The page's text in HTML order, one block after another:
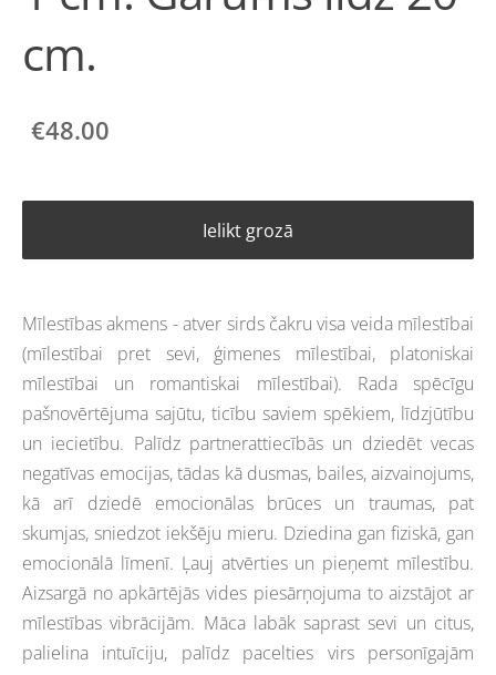
cm.
€48.00
Ielikt grozā
Mīlestības akmens - atver sirds čakru visa veida mīlestībai
(mīlestībai pret sevi, ģimenes mīlestībai, platoniskai
mīlestībai un romantiskai mīlestībai). Rada spēcīgu
pašnovērtējuma sajūtu, ticību saviem spēkiem, līdzjūtību
un iecietību. Palīdz partnerattiecībās un dziedēt vecas
negatīvas emocijas, tādas kā dusmas, bailes, aizvainojums,
kā arī dziedē emocionālas brūces un traumas, pat
skumjas, sniedzot iekšēju mieru. Dziedina gan fiziskā, gan
emocionālā līmenī. Ļauj atvērties un pieņemt mīlestību.
Aizsargā no apkārtējās vides piesārņojuma to aizstājot ar
mīlestības vibrācijām. Māca labāk saprast sevi un citus,
palielina intuīciju, palīdz pacelties virs personīgajām